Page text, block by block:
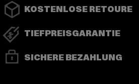
KOSTENLOSE RETOURE
TIEFPREISGARANTIE
SICHERE BEZAHLUNG